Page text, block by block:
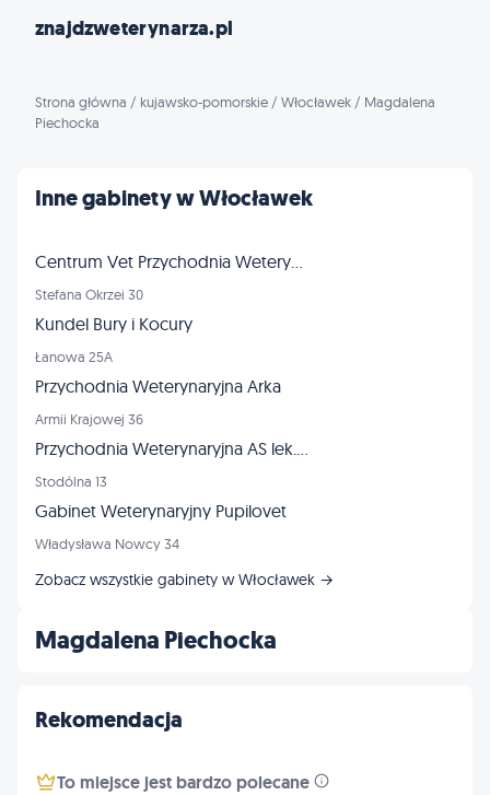
znajdzweterynarza.pl
Strona główna / kujawsko-pomorskie / Włocławek / Magdalena
Piechocka
Magdalena Piechocka
Inne gabinety w Włocławek
Centrum Vet Przychodnia Weterynaryjna
Stefana Okrzei 30
Kundel Bury i Kocury
Łanowa 25A
Przychodnia Weterynaryjna Arka
Armii Krajowej 36
Przychodnia Weterynaryjna AS lek. wet. Ewa Przybyszewska-Sobczak
Stodólna 13
Gabinet Weterynaryjny Pupilovet
Władysława Nowcy 34
Zobacz wszystkie gabinety w Włocławek →
Rekomendacja
To miejsce jest bardzo polecane